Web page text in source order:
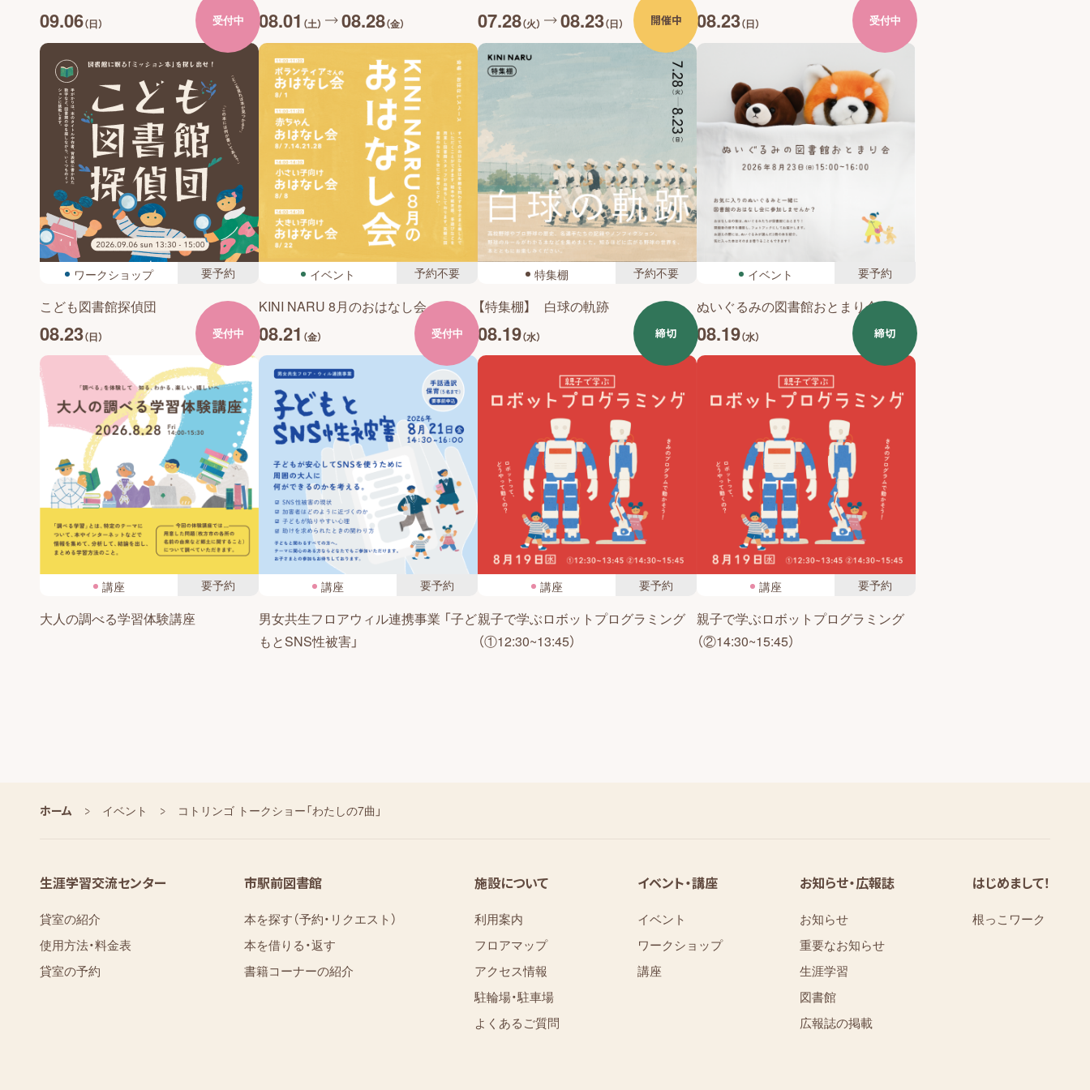
09.06（日） 受付中
ワークショップ 要予約
こども図書館探偵団
08.01 （土） 08.28（金）
イベント 予約不要
KINI NARU 8月のおはなし会
07.28（火） 08.23（日） 開催中
特集棚 予約不要
【特集棚】 白球の軌跡
08.23（日） 受付中
イベント 要予約
ぬいぐるみの図書館おとまり会
08.23（日） 受付中
講座 要予約
大人の調べる学習体験講座
08.21 （金） 受付中
講座 要予約
男女共生フロアウィル連携事業 「子ど
もとSNS性被害」
08.19（水） 締切
講座 要予約
親子で学ぶロボットプログラミング
（①12:30~13:45）
08.19（水） 締切
講座 要予約
親子で学ぶロボットプログラミング
（②14:30~15:45）
ホーム イベント コトリンゴ トークショー「わたしの7曲」
生涯学習交流センター
貸室の紹介
使用方法・料金表
貸室の予約
市駅前図書館
本を探す（予約・リクエスト）
本を借りる・返す
書籍コーナーの紹介
施設について
利用案内
フロアマップ
アクセス情報
駐輪場・駐車場
よくあるご質問
イベント・講座
イベント
ワークショップ
講座
お知らせ・広報誌
お知らせ
重要なお知らせ
⁨⁩⁨⁩⁨⁩生涯学習
図書館
広報誌の掲載
はじめまして！
根っこワーク